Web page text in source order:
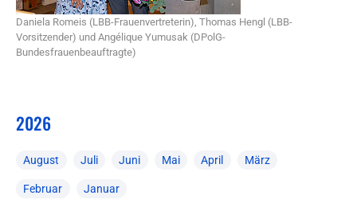
Daniela Romeis (LBB-Frauenvertreterin), Thomas Hengl (LBB-
Vorsitzender) und Angélique Yumusak (DPolG-
Bundesfrauenbeauftragte)
2026
August Juli Juni Mai April März
Februar Januar